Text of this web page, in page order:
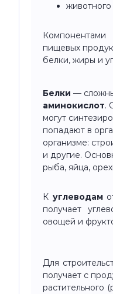
Компонентами
пищевых
белки, жиры и
Белки —
аминокислот.
могут
попадают в
организме:
и другие.
рыба, яйца,
К углеводам
получает
овощей и
Для
получает с
растительного